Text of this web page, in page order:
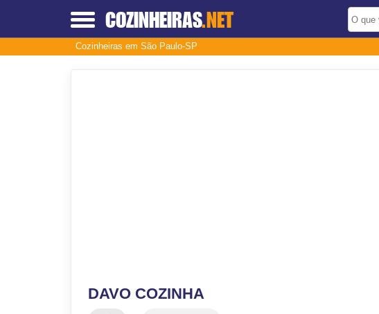
COZINHEIRAS.NET
Cozinheiras em São Paulo-SP
DAVO COZINHA